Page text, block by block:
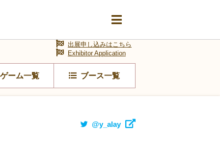
ゲーム一覧 ブース一覧
出展申し込みはこちら
Exhibitor Application
@y_alay